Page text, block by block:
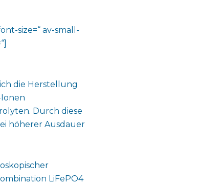
size=“ av-small-
die Herstellung
Durch diese
höherer Ausdauer
LiFePO4